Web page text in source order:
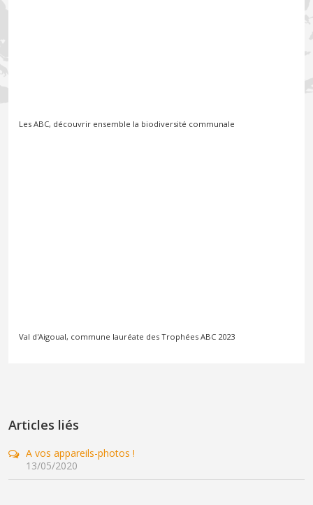
Les ABC, découvrir ensemble la biodiversité communale
Val d'Aigoual, commune lauréate des Trophées ABC 2023
Articles liés
A vos appareils-photos !
13/05/2020